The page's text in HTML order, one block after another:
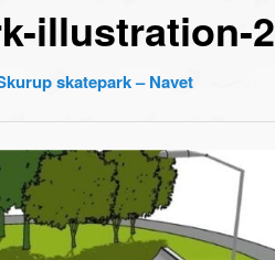
illustration-
skatepark – Navet